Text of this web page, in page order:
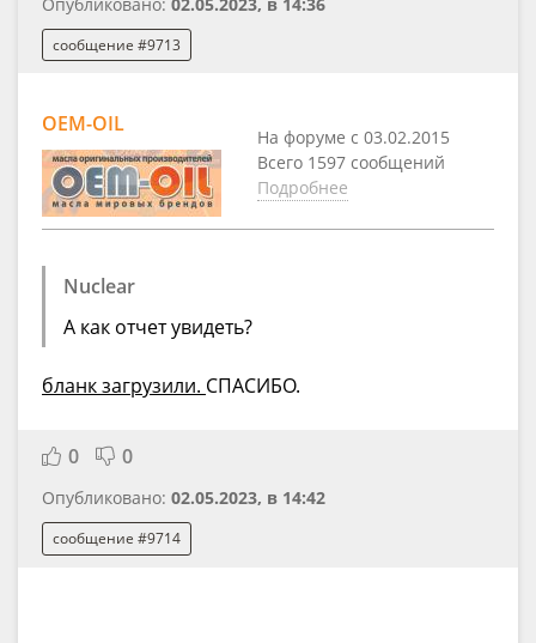
сообщение #9713
OEM-OIL
На форуме с 03.02.2015
Всего 1597 сообщений
Подробнее
Nuclear
А как отчет увидеть?
бланк загрузили. СПАСИБО.
0 0
Опубликовано: 02.05.2023, в 14:42
сообщение #9714